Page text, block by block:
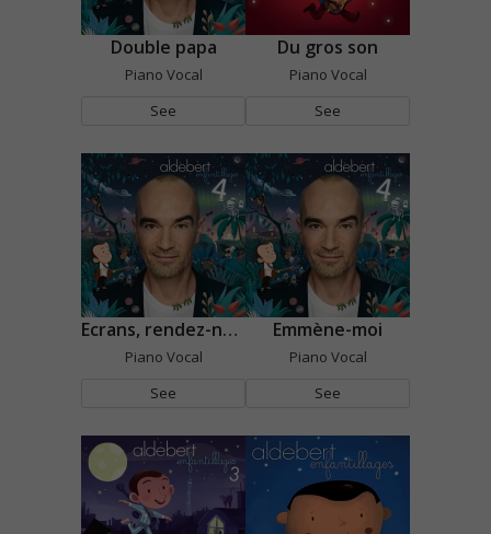
Double papa
Piano Vocal
See
Du gros son
Piano Vocal
See
Ecrans, rendez-nous nos parents
Piano Vocal
See
Emmène-moi
Piano Vocal
See